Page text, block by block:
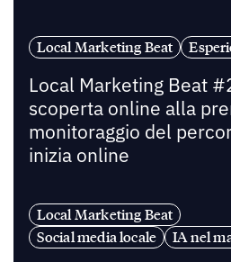
Local Marketing Beat
Local Marketing Beat
scoperta online alla
monitoraggio del
inizia online
Local Marketing Beat
Social media locale
IA nel